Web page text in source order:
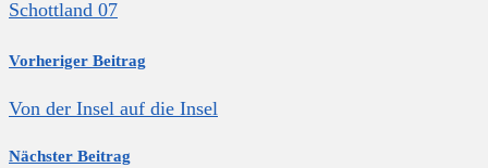
Schottland 07
Vorheriger Beitrag
Von der Insel auf die Insel
Nächster Beitrag